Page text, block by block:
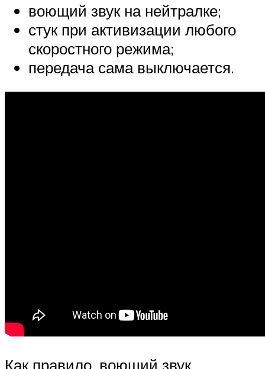
воющий звук на нейтралке;
стук при активизации любого
скоростного режима;
передача сама выключается.
Как правило, воющий звук